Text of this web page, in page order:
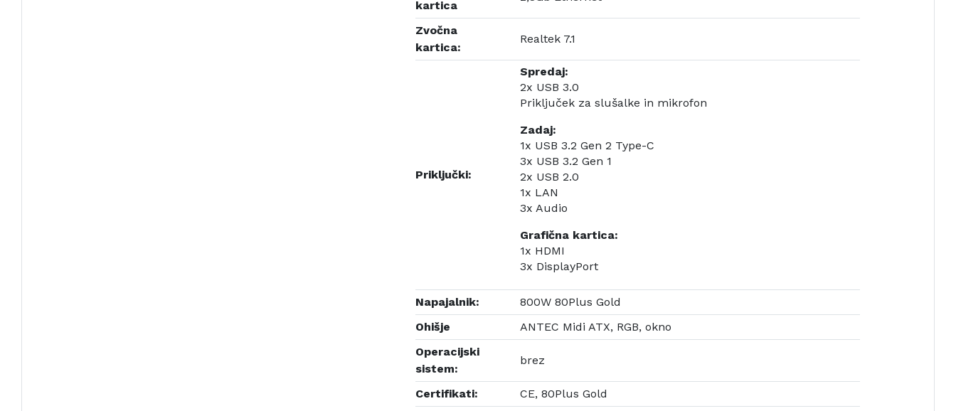
kartica
Zvočna
kartica:
Realtek 7.1
Priključki:
Spredaj:
2x USB 3.0
Priključek za slušalke in mikrofon
Zadaj:
1x USB 3.2 Gen 2 Type-C
3x USB 3.2 Gen 1
2x USB 2.0
1x LAN
3x Audio
Grafična kartica:
1x HDMI
3x DisplayPort
Napajalnik:
800W 80Plus Gold
Ohišje
ANTEC Midi ATX, RGB, okno
Operacijski
sistem:
brez
Certifikati:
CE, 80Plus Gold